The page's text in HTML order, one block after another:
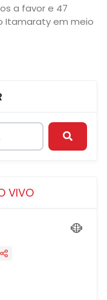
a favor e 47
Itamaraty em meio
VIVO